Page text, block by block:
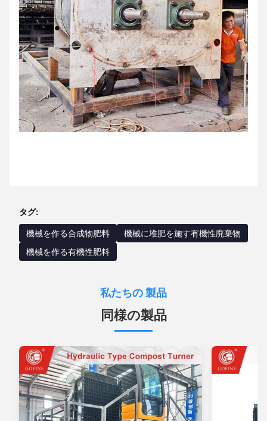
タグ:
機械を作る合成物肥料
機械に堆肥を施す有機性廃棄物
機械を作る有機性肥料
私たちの 製品
同様の製品